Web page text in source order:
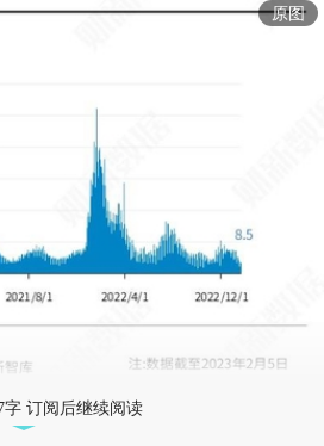
原图
字 订阅后继续阅读